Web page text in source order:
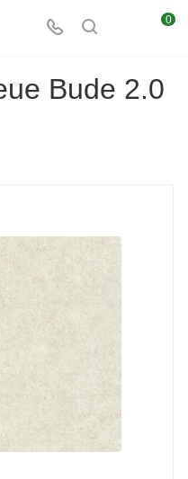
0
Bude 2.0